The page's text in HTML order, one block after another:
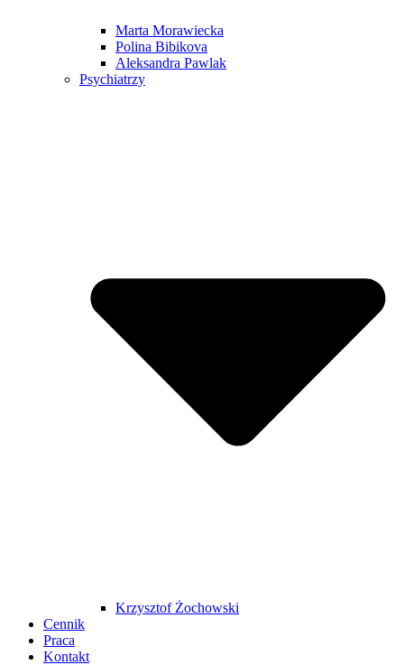
Marta Morawiecka
Polina Bibikova
Aleksandra Pawlak
Psychiatrzy
Krzysztof Żochowski
Cennik
Praca
Kontakt